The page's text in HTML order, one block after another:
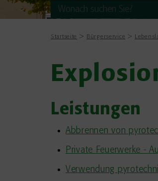
Startseite Bürgerservice
Leistungen
Abbrennen von
Private Feuerwerke -
Verwendung